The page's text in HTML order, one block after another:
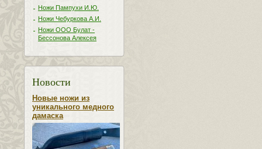
Ножи Пампухи И.Ю.
Ножи Чебуркова А.И.
Ножи ООО Булат -
Бессонова Алексея
Новости
Новые ножи из
уникального медного
дамаска